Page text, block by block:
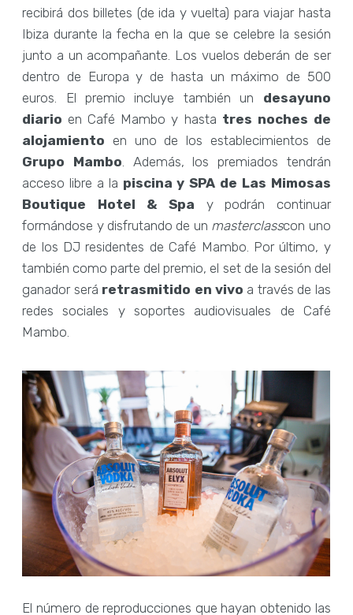
recibirá dos billetes (de ida y vuelta) para viajar hasta
Ibiza durante la fecha en la que se celebre la sesión
junto a un acompañante. Los vuelos deberán de ser
dentro de Europa y de hasta un máximo de 500
euros. El premio incluye también un desayuno
diario en Café Mambo y hasta tres noches de
alojamiento en uno de los establecimientos de
Grupo Mambo . Además, los premiados tendrán
acceso libre a la piscina y SPA de Las Mimosas
Boutique Hotel & Spa y podrán continuar
formándose y disfrutando de un masterclasscon uno
de los DJ residentes de Café Mambo. Por último, y
también como parte del premio, el set de la sesión del
ganador será retrasmitido en vivo a través de las
redes sociales y soportes audiovisuales de Café
Mambo.
El número de reproducciones que hayan obtenido las